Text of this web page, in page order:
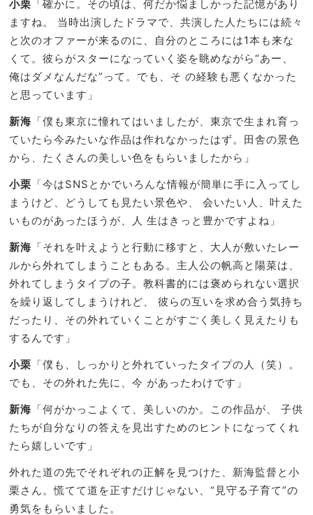
小栗 「確かに。その頃は、何だか悩ましかった記憶があり
ますね。 当時出演したドラマで、共演した人たちには続々
と次のオファーが来るのに、自分のところには1本も来な
くて。彼らがスターになっていく姿を眺めながら“あー、
俺はダメなんだな”って。でも、そ の経験も悪くなかった
と思っています」
新海 「僕も東京に憧れてはいましたが、東京で生まれ育っ
ていたら今みたいな作品は作れなかったはず。田舎の景色
から、たくさんの美しい色をもらいましたから」
小栗 「今はSNSとかでいろんな情報が簡単に手に入ってし
まうけど、どうしても見たい景色や、 会いたい人、叶えた
いものがあったほうが、人 生はきっと豊かですよね」
新海 「それを叶えようと行動に移すと、大人が敷いたレー
ルから外れてしまうこともある。主人公の帆高と陽菜は、
外れてしまうタイプの子。教科書的には褒められない選択
を繰り返してしまうけれど、 彼らの互いを求め合う気持ち
だったり、その外れていくことがすごく美しく見えたりも
するんです」
小栗 「僕も、しっかりと外れていったタイプの人（笑）。
でも、その外れた先に、今 があったわけです」
新海 「何がかっこよくて、美しいのか。この作品が、 子供
たちが自分なりの答えを見出すためのヒントになってくれ
たら嬉しいです」
外れた道の先でそれぞれの正解を見つけた、新海監督と小
栗さん。慌てて道を正すだけじゃない、“見守る子育て”の
勇気をもらいました。